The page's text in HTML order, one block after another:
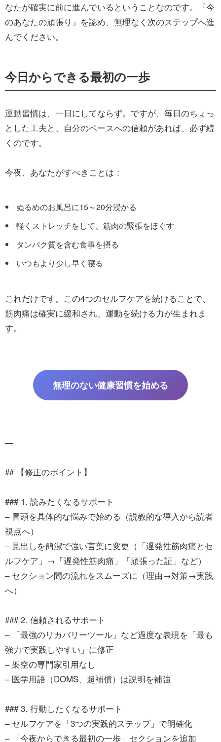
なたが確実に前に進んでいるということなのです。『今
のあなたの頑張り』を認め、無理なく次のステップへ進
んでください。
今日からできる最初の一歩
運動習慣は、一日にしてならず。ですが、毎日のちょっ
とした工夫と、自分のペースへの信頼があれば、必ず続
くのです。
今夜、あなたがすべきことは：
ぬるめのお風呂に15～20分浸かる
軽くストレッチをして、筋肉の緊張をほぐす
タンパク質を含む食事を摂る
いつもより少し早く寝る
これだけです。この4つのセルフケアを続けることで、
筋肉痛は確実に緩和され、運動を続ける力が生まれま
す。
無理のない健康習慣を始める
—
## 【修正のポイント】
### 1. 読みたくなるサポート
– 冒頭を具体的な悩みで始める（説教的な導入から読者
視点へ）
– 見出しを簡潔で強い言葉に変更（「遅発性筋肉痛とセ
ルフケア」→「遅発性筋肉痛」「頑張った証」など）
– セクション間の流れをスムーズに（理由→対策→実践
へ）
### 2. 信頼されるサポート
– 「最強のリカバリーツール」など過度な表現を「最も
強力で実践しやすい」に修正
– 架空の専門家引用なし
– 医学用語（DOMS、超補償）は説明を補強
### 3. 行動したくなるサポート
– セルフケアを「3つの実践的ステップ」で明確化
– 「今夜からできる最初の一歩」セクションを追加